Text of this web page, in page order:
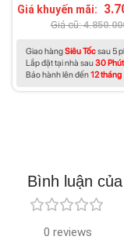
Giá khuyến mãi:
Giá cũ:
Giao hàngSiêu Tốcsau 5
Lắp đặt tại nhà sau30 Phút
Bảo hành lên đến12 tháng
Bình luận
0 reviews